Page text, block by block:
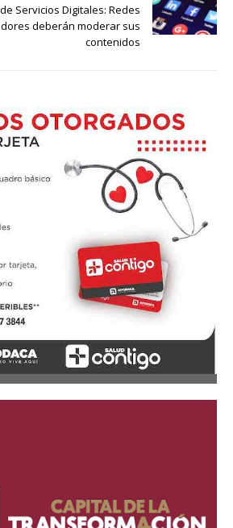
Servicios Digitales: Redes
deberán moderar sus
contenidos